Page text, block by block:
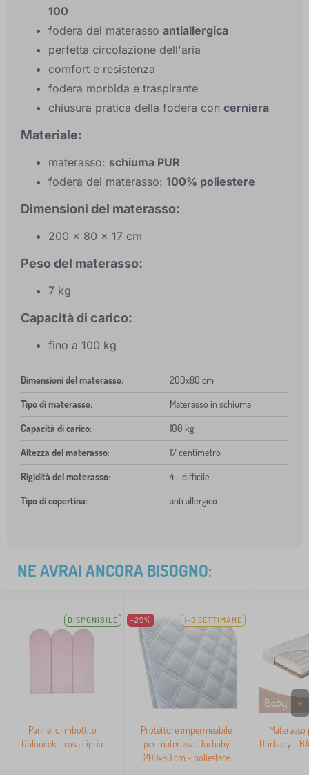
100
fodera del materasso antiallergica
perfetta circolazione dell'aria
comfort e resistenza
fodera morbida e traspirante
chiusura pratica della fodera con cerniera
Materiale:
materasso: schiuma PUR
fodera del materasso: 100% poliestere
Dimensioni del materasso:
200 x 80 x 17 cm
Peso del materasso:
7 kg
Capacità di carico:
fino a 100 kg
Dimensioni del materasso: 200x80 cm
Tipo di materasso: Materasso in schiuma
Capacità di carico: 100 kg
Altezza del materasso: 17 centimetro
Rigidità del materasso: 4 - difficile
Tipo di copertina: anti allergico
NE AVRAI ANCORA BISOGNO:
DISPONIBILE
Pannello imbottito
Oblouček - rosa cipria
-29% 1-3 SETTIMANE
Protettore impermeabile
per materasso Ourbaby
200x80 cm - poliestere
Ourbaby -
>